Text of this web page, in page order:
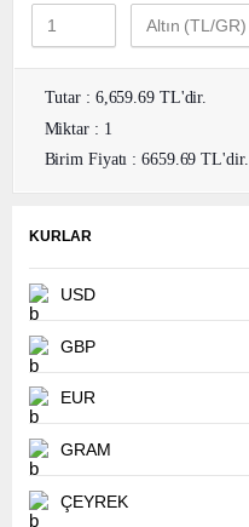
Tutar : 6,659.69 TL'dir.
Miktar : 1
Birim Fiyatı : 6659.69 TL'dir.
KURLAR
USD
GBP
EUR
GRAM
ÇEYREK